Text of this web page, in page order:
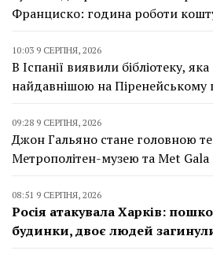
Франциско: година роботи
10:03 9 СЕРПНЯ, 2026
В Іспанії виявили бібліотеку,
найдавнішою на Піренейському
09:28 9 СЕРПНЯ, 2026
Джон Гальяно стане головною
Метрополітен-музею та Met Gala
08:51 9 СЕРПНЯ, 2026
Росія атакувала Харків:
будинки, двоє людей